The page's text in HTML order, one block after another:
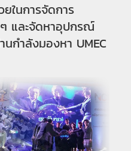
ในการจัดการ
และจัดหาอุปกรณ์
นกำลังมองหา UMEC